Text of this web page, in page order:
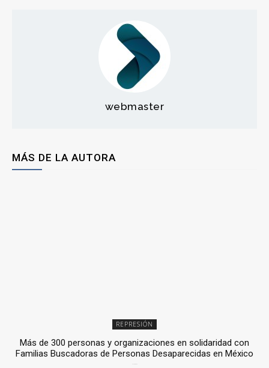
webmaster
MÁS DE LA AUTORA
REPRESIÓN
Más de 300 personas y organizaciones en solidaridad con
Familias Buscadoras de Personas Desaparecidas en México